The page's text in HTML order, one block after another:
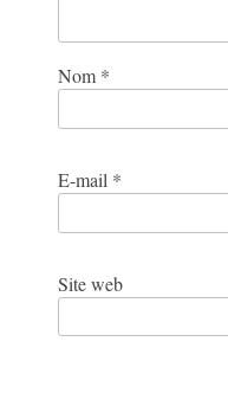
Nom *
E-mail *
Site web